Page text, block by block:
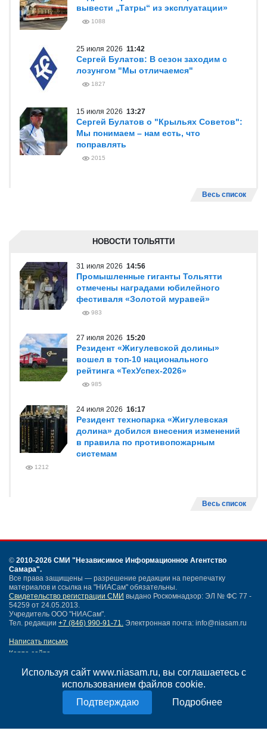
Используя сайт www.niasam.ru, вы соглашаетесь с
использованием файлов cookie.
Подробнее
вывести „Татры“ из эксплуатации»
1088
25 июля 2026 11:42
Сергей Булатов: В сезон заходим с
лозунгом "Мы отличаемся"
1827
15 июля 2026 13:27
Сергей Булатов о "Крыльях Советов":
Мы понимаем – нам есть, что
поправлять
2015
Весь список
НОВОСТИ ТОЛЬЯТТИ
31 июля 2026 14:56
Промышленные гиганты Тольятти
отмечены наградами юбилейного
фестиваля «Золотой муравей»
983
27 июля 2026 15:20
Резидент «Жигулевской долины»
вошел в топ-10 национального
рейтинга «ТехУспех-2026»
985
24 июля 2026 16:17
Резидент технопарка «Жигулевская
долина» добился внесения изменений
в правила по противопожарным
системам
1212
Весь список
© 2010-2026 СМИ "Независимое Информационное Агентство
Самара".
Все права защищены — разрешение редакции на перепечатку
материалов и ссылка на "НИАСам" обязательны.
Свидетельство регистрации СМИ выдано Роскомнадзор: ЭЛ № ФС 77 -
54259 от 24.05.2013.
Учредитель ООО "НИАСам".
Тел. редакции +7 (846) 990-91-71. Электронная почта: info@niasam.ru
Написать письмо
Карта сайта
Политика конфиденциальности
Согласие на обработку персональных данных